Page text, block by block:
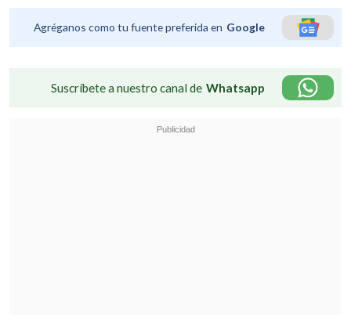
Agréganos como tu fuente preferida en Google
Suscríbete a nuestro canal de Whatsapp